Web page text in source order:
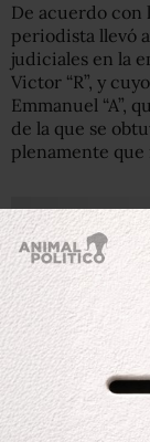
De acuerdo con
periodista llevó
judiciales en la
Victor “R”, y
Emmanuel “A”,
de la que se
plenamente que